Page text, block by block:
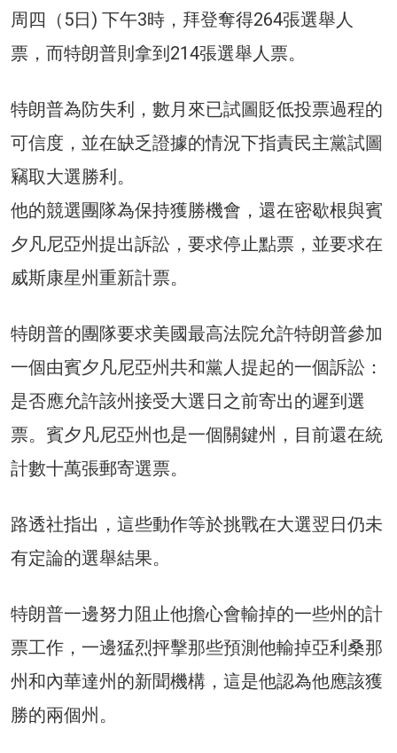
周四（5日) 下午3時，拜登奪得264張選舉人
票，而特朗普則拿到214張選舉人票。
特朗普為防失利，數月來已試圖貶低投票過程的
可信度，並在缺乏證據的情況下指責民主黨試圖
竊取大選勝利。
他的競選團隊為保持獲勝機會，還在密歇根與賓
夕凡尼亞州提出訴訟，要求停止點票，並要求在
威斯康星州重新計票。
特朗普的團隊要求美國最高法院允許特朗普參加
一個由賓夕凡尼亞州共和黨人提起的一個訴訟：
是否應允許該州接受大選日之前寄出的遲到選
票。賓夕凡尼亞州也是一個關鍵州，目前還在統
計數十萬張郵寄選票。
路透社指出，這些動作等於挑戰在大選翌日仍未
有定論的選舉結果。
特朗普一邊努力阻止他擔心會輸掉的一些州的計
票工作，一邊猛烈抨擊那些預測他輸掉亞利桑那
州和內華達州的新聞機構，這是他認為他應該獲
勝的兩個州。